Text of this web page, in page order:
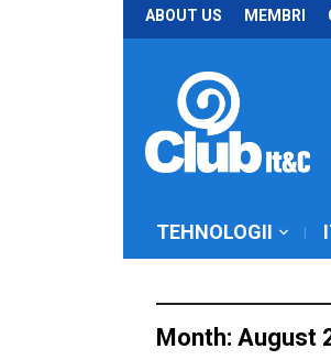
ABOUT US MEMBRI
TEHNOLOGII
Month: August